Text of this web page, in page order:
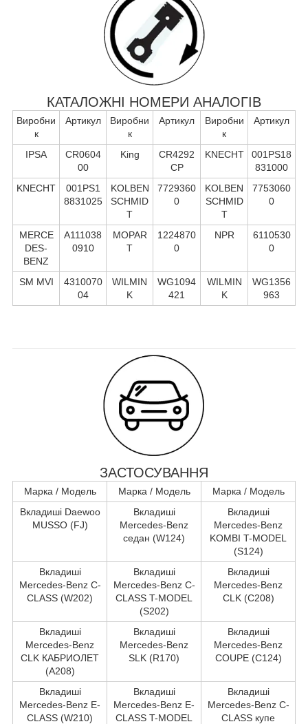
КАТАЛОЖНІ НОМЕРИ АНАЛОГІВ
Виробни
к
Артикул
Виробни
к
Артикул
Виробни
к
Артикул
IPSA
CR0604
00
King
CR4292
CP
KNECHT
001PS18
831000
KNECHT
001PS1
8831025
KOLBEN
SCHMID
T
7729360
0
KOLBEN
SCHMID
T
7753060
0
MERCE
DES-
BENZ
A111038
0910
MOPAR
T
1224870
0
NPR
6110530
0
SM MVI
4310070
04
WILMIN
K
WG1094
421
WILMIN
K
WG1356
963
ЗАСТОСУВАННЯ
Марка / Модель Марка / Модель
Марка / Модель
Вкладиші Daewoo
MUSSO (FJ)
Вкладиші
Mercedes-Benz
седан (W124)
Вкладиші
Mercedes-Benz
KOMBI T-MODEL
(S124)
Вкладиші
Mercedes-Benz C-
CLASS (W202)
Вкладиші
Mercedes-Benz C-
CLASS T-MODEL
(S202)
Вкладиші
Mercedes-Benz
CLK (C208)
Вкладиші
Mercedes-Benz
CLK КАБРИОЛЕТ
(A208)
Вкладиші
Mercedes-Benz
SLK (R170)
Вкладиші
Mercedes-Benz
COUPE (C124)
Вкладиші
Mercedes-Benz E-
CLASS (W210)
Вкладиші
Mercedes-Benz E-
CLASS T-MODEL
Вкладиші
Mercedes-Benz C-
CLASS купе